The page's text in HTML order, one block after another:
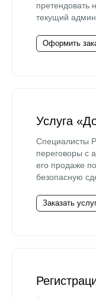
претендовать
текущий
Оформить
Услуга
Специалисты
переговоры с
его продаже
безопасную
Заказать